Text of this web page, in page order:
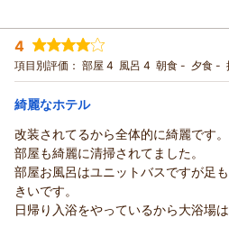
是非また機会がございましたら、
②清潔な館内。
③とろみのあるナトリウム泉。
④とにかく静か。爆睡出来ます。
そんな訳で、またお世話になります。
宿泊時期： 2026年04月宿泊 (出張)
投稿者： 東雲さん(男性/60代)
宿泊プラン： 朝食付きプラン ≪駐車場
宿泊価格帯： 7,001～8,000円(大人一人あ
いつもご利用誠にありがとうござい
頂き重ねてお礼申し上げます。
お褒めの言葉を頂き私共も大変嬉し
り快適に過ごして頂ける様
スタッフ一同、日々サービスの向上
4
項目別評価： 部屋 4 風呂 4 朝食 - 夕食 -
綺麗なホテル
改装されてるから全体的に綺麗です。
部屋も綺麗に清掃されてました。
部屋お風呂はユニットバスですが足
きいです。
日帰り入浴をやっているから大浴場